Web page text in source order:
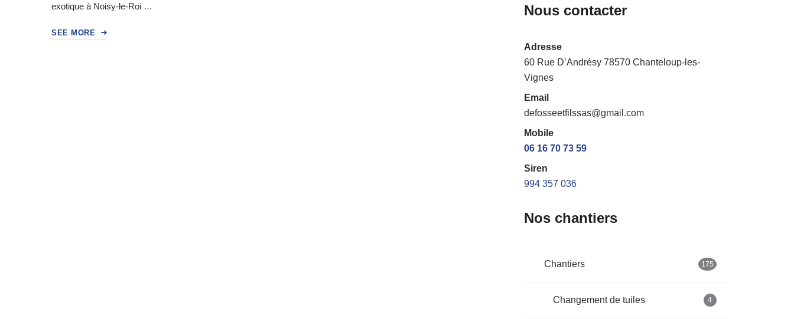
exotique à Noisy-le-Roi …
SEE MORE
Nous contacter
Adresse
60 Rue D’Andrésy 78570 Chanteloup-les-
Vignes
Email
defosseetfilssas@gmail.com
Mobile
06 16 70 73 59
Siren
994 357 036
Nos chantiers
Chantiers 175
Changement de tuiles 4